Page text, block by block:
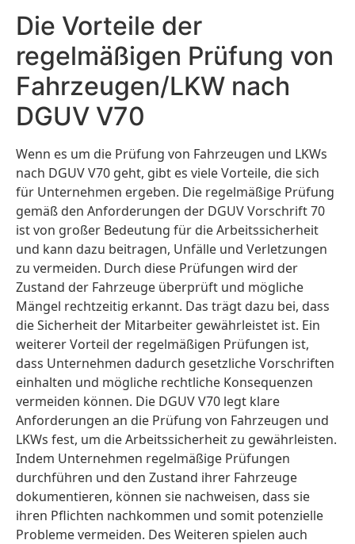
Die Vorteile der
regelmäßigen Prüfung von
Fahrzeugen/LKW nach
DGUV V70
Wenn es um die Prüfung von Fahrzeugen und LKWs
nach DGUV V70 geht, gibt es viele Vorteile, die sich
für Unternehmen ergeben. Die regelmäßige Prüfung
gemäß den Anforderungen der DGUV Vorschrift 70
ist von großer Bedeutung für die Arbeitssicherheit
und kann dazu beitragen, Unfälle und Verletzungen
zu vermeiden. Durch diese Prüfungen wird der
Zustand der Fahrzeuge überprüft und mögliche
Mängel rechtzeitig erkannt. Das trägt dazu bei, dass
die Sicherheit der Mitarbeiter gewährleistet ist. Ein
weiterer Vorteil der regelmäßigen Prüfungen ist,
dass Unternehmen dadurch gesetzliche Vorschriften
einhalten und mögliche rechtliche Konsequenzen
vermeiden können. Die DGUV V70 legt klare
Anforderungen an die Prüfung von Fahrzeugen und
LKWs fest, um die Arbeitssicherheit zu gewährleisten.
Indem Unternehmen regelmäßige Prüfungen
durchführen und den Zustand ihrer Fahrzeuge
dokumentieren, können sie nachweisen, dass sie
ihren Pflichten nachkommen und somit potenzielle
Probleme vermeiden. Des Weiteren spielen auch